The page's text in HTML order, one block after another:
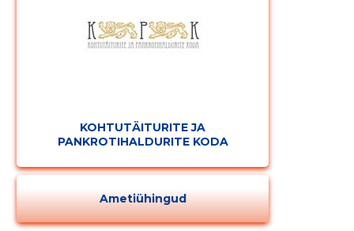
KOHTUTÄITURITE JA
PANKROTIHALDURITE KODA
Ametiühingud